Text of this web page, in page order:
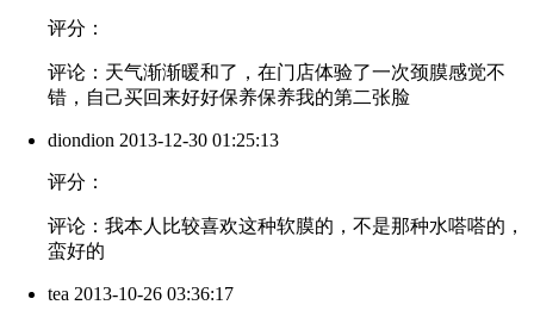
评分：
评论：天气渐渐暖和了，在门店体验了一次颈膜感觉不
错，自己买回来好好保养保养我的第二张脸
diondion 2013-12-30 01:25:13
评分：
评论：我本人比较喜欢这种软膜的，不是那种水嗒嗒的，
蛮好的
tea 2013-10-26 03:36:17